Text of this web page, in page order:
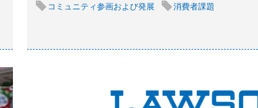
コミュニティ参画および発展
消費者課題